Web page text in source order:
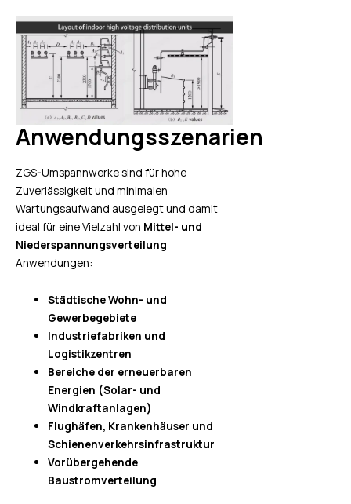
Anwendungsszenarien
ZGS-Umspannwerke sind für hohe
Zuverlässigkeit und minimalen
Wartungsaufwand ausgelegt und damit
ideal für eine Vielzahl von Mittel- und
Niederspannungsverteilung
Anwendungen:
Städtische Wohn- und
Gewerbegebiete
Industriefabriken und
Logistikzentren
Bereiche der erneuerbaren
Energien (Solar- und
Windkraftanlagen)
Flughäfen, Krankenhäuser und
Schienenverkehrsinfrastruktur
Vorübergehende
Baustromverteilung